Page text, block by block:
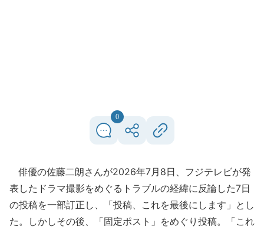
0
俳優の佐藤二朗さんが2026年7月8日、フジテレビが発
表したドラマ撮影をめぐるトラブルの経緯に反論した7日
の投稿を一部訂正し、「投稿、これを最後にします」とし
た。しかしその後、「固定ポスト」をめぐり投稿。「これ